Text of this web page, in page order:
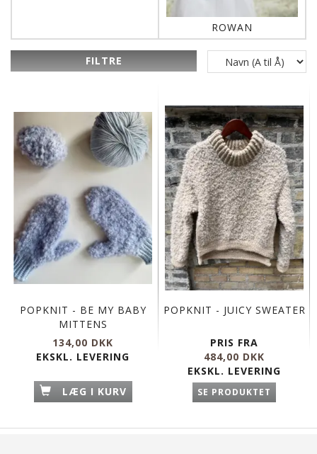
ROWAN
FILTRE
POPKNIT - BE MY BABY
MITTENS
134,00 DKK
EKSKL. LEVERING
LÆG I KURV
POPKNIT - JUICY SWEATER
PRIS FRA
484,00 DKK
EKSKL. LEVERING
SE PRODUKTET